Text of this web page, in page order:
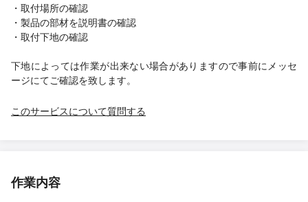
・取付場所の確認
・製品の部材を説明書の確認
・取付下地の確認
下地によっては作業が出来ない場合がありますので事前にメッセ
ージにてご確認を致します。
このサービスについて質問する
作業内容